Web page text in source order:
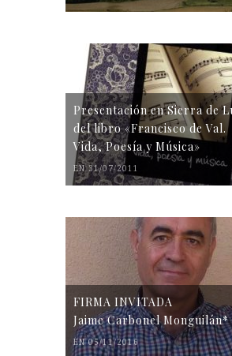
Presentación en Sierra de
del libro «Francisco de Val.
Vida, Poesía y Música»
EN 31/07/2011
FIRMA INVITADA
Jaime Carbonel Monguilán*
EN 05/11/2016